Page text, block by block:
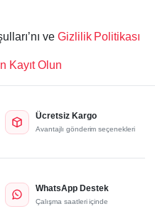
ve Gizlilik Politikası
Kayıt Olun
Ücretsiz Kargo
Avantajlı gönderim seçenekleri
WhatsApp Destek
Çalışma saatleri içinde